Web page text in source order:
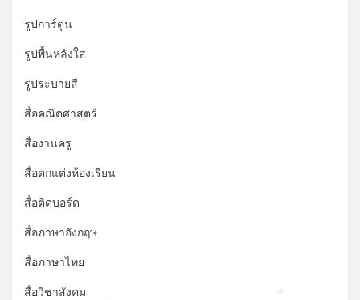
รูปการ์ตูน
รูปพื้นหลังใส
รูประบายสี
สื่อคณิตศาสตร์
สื่องานครู
สื่อตกแต่งห้องเรียน
สื่อติดบอร์ด
สื่อภาษาอังกฤษ
สื่อภาษาไทย
สื่อวิชาสังคม